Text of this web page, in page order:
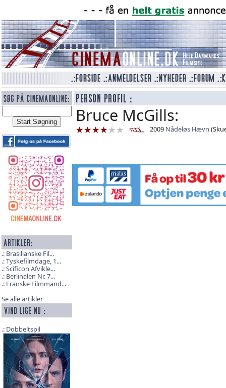
Brasilianske Fil...
Tyskefilmdage, 1...
Scificon Afvikle...
Berlinalen Nr. 7...
Franske Filmmand...
Se alle artikler
Dobbeltspil
Bruce McGills:
2009 Nådeløs Hævn